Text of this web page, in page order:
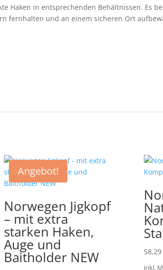
Haken in entsprechenden Behältnissen. Es
fernhalten und an einem sicheren Ort
Angebot!
Norwegen Jigkopf
– mit extra
starken Haken,
Auge und
Baitholder NEW 58,29
inkl.